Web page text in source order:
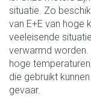
situatie. Zo
van E+E van hoge
veeleisende
verwarmd worden.
hoge
die gebruikt
gevaar.